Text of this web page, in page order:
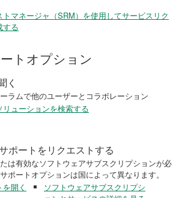
マネージャ（SRM）を使用してサービスリク
する
トオプション
く
ラムで他のユーザーとコラボレーション
ューションを検索する
ポートをリクエストする
は有効なソフトウェアサブスクリプションが必
ポートオプションは国によって異なります。
開く
ソフトウェアサブスクリプシ